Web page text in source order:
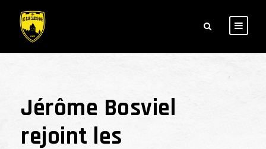
Jérôme Bosviel
rejoint les